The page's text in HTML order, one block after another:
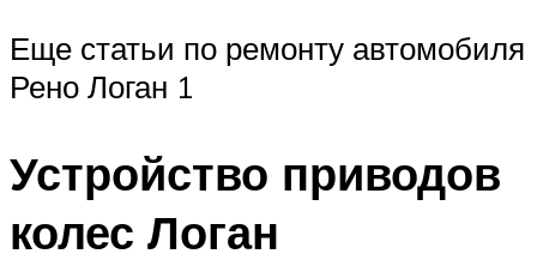
Еще статьи по ремонту автомобиля
Рено Логан 1
Устройство приводов
колес Логан